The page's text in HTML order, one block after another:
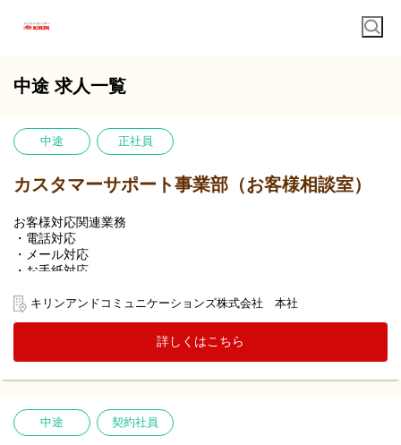
中途 求人一覧
中途 正社員
カスタマーサポート事業部（お客様相談室）
お客様対応関連業務
・電話対応
・メール対応
・お手紙対応
・ご指摘品調査報告書作成
・応対品質向上施策参画
〇1日の対応件数
メール・手紙：同上40件前後
キリンアンドコミュニケーションズ株式会社 本社
詳しくはこちら
中途 契約社員